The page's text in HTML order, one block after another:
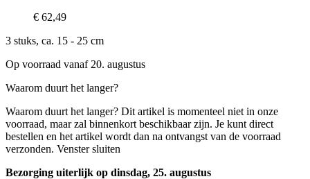
€ 62,49
3 stuks, ca. 15 - 25 cm
Op voorraad vanaf 20. augustus
Waarom duurt het langer?
Waarom duurt het langer? Dit artikel is momenteel niet in onze
voorraad, maar zal binnenkort beschikbaar zijn. Je kunt direct
bestellen en het artikel wordt dan na ontvangst van de voorraad
verzonden. Venster sluiten
Bezorging uiterlijk op dinsdag, 25. augustus